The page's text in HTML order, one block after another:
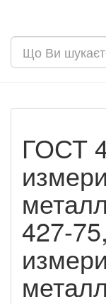
ГОСТ
427-